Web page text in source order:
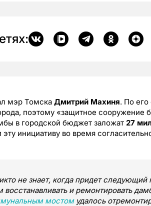
мэр Томска Дмитрий Махиня. По
поэтому «защитное сооружение
в городской бюджет заложат 27
инициативу во время
не знает, когда придет следующий
восстанавливать и ремонтировать
мостомудалось